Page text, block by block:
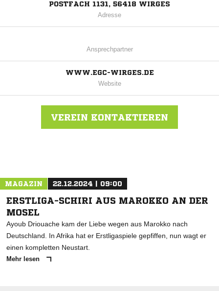
POSTFACH 1131, 56418 WIRGES
Adresse
Ansprechpartner
WWW.EGC-WIRGES.DE
Website
VEREIN KONTAKTIEREN
MAGAZIN 22.12.2024 | 09:00
ERSTLIGA-SCHIRI AUS MAROKKO AN DER
MOSEL
Ayoub Driouache kam der Liebe wegen aus Marokko nach
Deutschland. In Afrika hat er Erstligaspiele gepfiffen, nun wagt er
einen kompletten Neustart.
Mehr lesen